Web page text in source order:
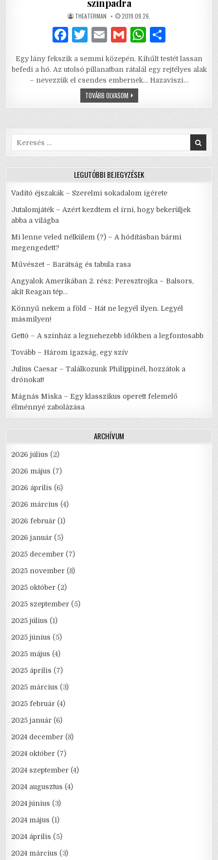
színpadra
AUTHOR:
THEATERMAN PUBLISHED
DATE:
2019.09.26.
F
c
e
o
o
T
it
te
r
E
ai
l
G
ai
l
W
at
s
p
p
ar
e
Egy lány fekszik a semmi közepén. Kihűlt testét lassan
befedi a hó. Az utolsó pillanatban rátalál egy rejtélyes alak
– nevezzük el csendes embernek… Hazaviszi…
TOVÁBB OLVASOMÁRVÁCSKA
–
A
VISSZATÉRÉSE
A
Search
for:
LEGUTÓBBI BEJEGYZÉSEK
Vadító éjszakák – Szerelmi sokadalom ígérete
Jutalomjáték – Azért kezdtem el írni, hogy bekerüljek
abba a világba
Mi lenne veled nélkülem (?) – A hódításban bármi
megengedett?
Művészet – Barátság és tabula rasa
Angyalok Amerikában 2. rész: Peresztrojka – Balsors,
akit Reagan tép…
Könnyű nekem a föld – Hát ne legyél ilyen. Legyél
másmilyen!
Gettó – A színház a legnehezebb időkben a legfontosabb
Tovább – Három igazság, egy szív
Julius Caesar – Találkozunk Philippinél, hozzátok a
drónokat!
Mágnás Miska – Egy klasszikus operett felemelő
élménnyé zabolázása
ARCHÍVUM
2026 július (2)
2026 május (7)
2026 április (6)
2026 március (4)
2026 február (1)
2026 január (5)
2025 december (7)
2025 november (8)
2025 október (2)
2025 szeptember (5)
2025 július (1)
2025 június (5)
2025 május (4)
2025 április (7)
2025 március (3)
2025 február (4)
2025 január (6)
2024 december (8)
2024 október (7)
2024 szeptember (4)
2024 augusztus (4)
2024 június (3)
2024 május (1)
2024 április (5)
2024 március (3)